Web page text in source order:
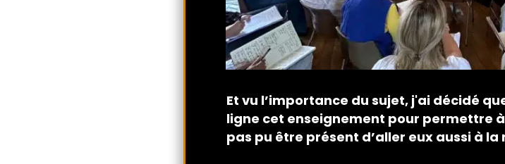
Et vu l’importance du sujet, j'ai décidé
ligne cet enseignement pour permettre
pas pu être présent d’aller eux aussi à